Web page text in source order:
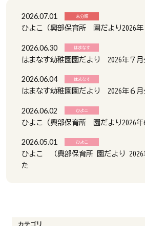
2026.07.01 未分類
ひよこ（興部保育所 園だより2026年
2026.06.30 はまなす
はまなす幼稚園園だより 2026年７月
2026.06.04 はまなす
はまなす幼稚園園だより 2026年６月
2026.06.02 ひよこ
ひよこ（興部保育所 園だより2026年
2026.05.01 ひよこ
ひよこ （興部保育所 園だより 2026
た
カテゴリ